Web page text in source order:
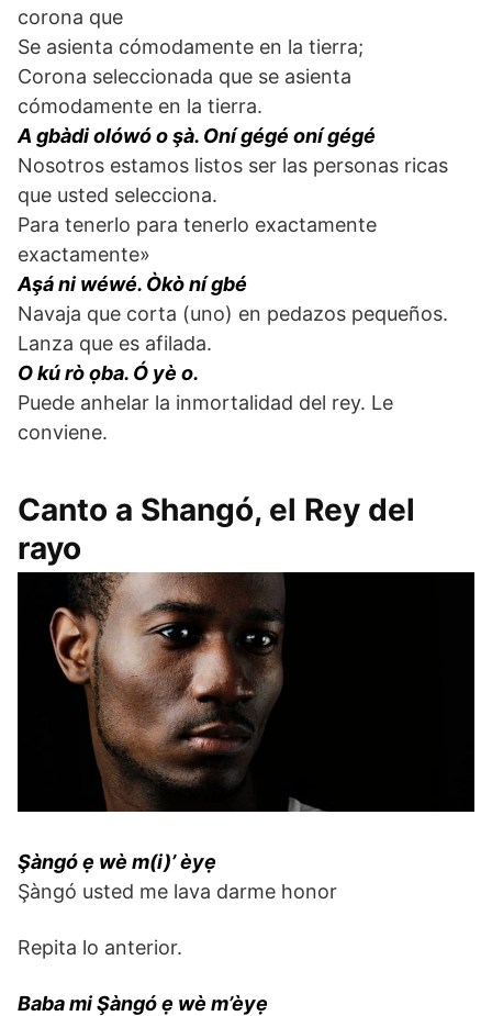
corona que
Se asienta cómodamente en la tierra;
Corona seleccionada que se asienta
cómodamente en la tierra.
A gbàdi olówó o şà. Oní gégé oní gégé
Nosotros estamos listos ser las personas ricas
que usted selecciona.
Para tenerlo para tenerlo exactamente
exactamente»
Aşá ni wéwé. Òkò ní gbé
Navaja que corta (uno) en pedazos pequeños.
Lanza que es afilada.
O kú rò ọba. Ó yè o.
Puede anhelar la inmortalidad del rey. Le
conviene.
Canto a Shangó, el Rey del
rayo
Şàngó ẹ wè m(i)’ èyẹ
Şàngó usted me lava darme honor
Repita lo anterior.
Baba mi Şàngó ẹ wè m’èyẹ